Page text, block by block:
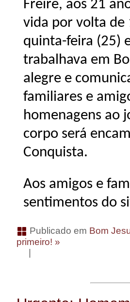
Freire, aos 21
vida por volta de
quinta-feira (25)
trabalhava em
alegre e
familiares e
homenagens ao
corpo será
Conquista.
Aos amigos e
sentimentos do
Publicado em Bom
primeiro! »